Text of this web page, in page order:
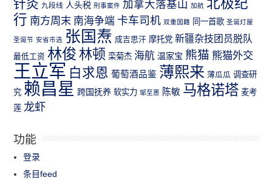
针灸 九段线 人头税 刑事案件 加拿大落基山 加航 北极纪
行 南方周末 南海争端 卡车司机 双重国籍 同一首歌 圣诞灯屋
圣诞节 安省市选 张国焘 成吉思汗 摩托党 新疆杂技团员脱队
最低工资 林俊 林顿 栾菊杰 海航 温家宝 熊猫 熊猫外交
王立军 白求恩 葡萄酒品鉴 薄熙来 薄瓜瓜 调查研
究 赖昌星 跨国抚养 软实力 邹至蕙 陈敏 马格诺塔 麦考
莲 龙虾
功能
登录
条目feed